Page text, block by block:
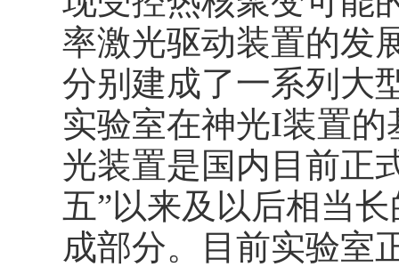
率激光驱动装置的发
分别建成了一系列大
实验室在神光I装置的
光装置是国内目前正
五”以来及以后相当
成部分。目前实验室